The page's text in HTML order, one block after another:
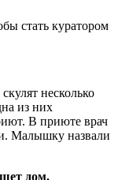
стать куратором
несколько
из них
В приюте врач
Малышку назвали
дом.